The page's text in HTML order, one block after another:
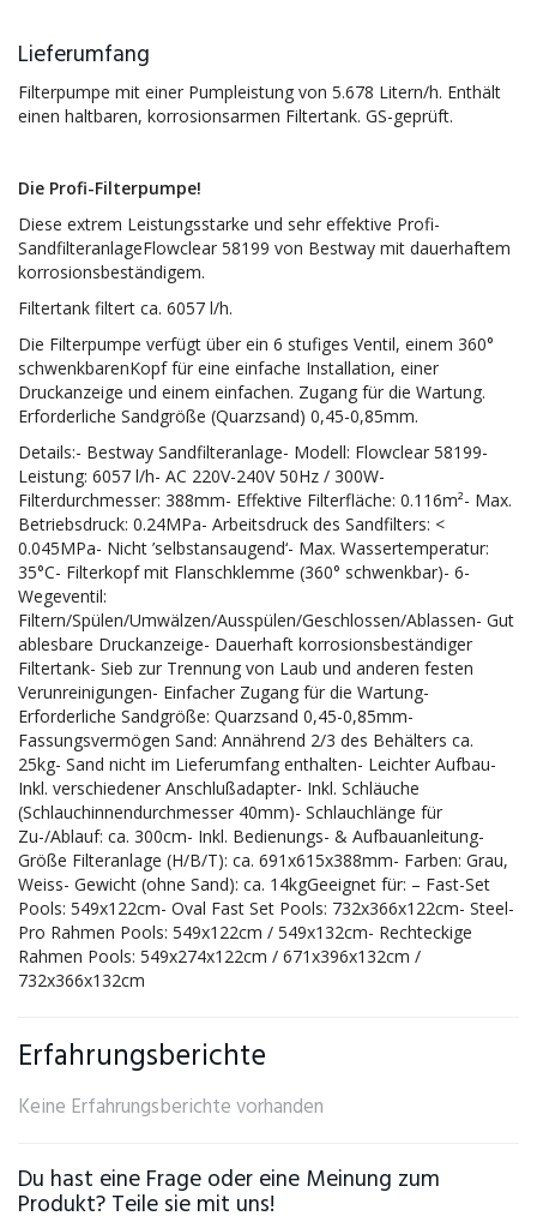
Lieferumfang
Filterpumpe mit einer Pumpleistung von 5.678 Litern/h. Enthält
einen haltbaren, korrosionsarmen Filtertank. GS-geprüft.
Die Profi-Filterpumpe!
Diese extrem Leistungsstarke und sehr effektive Profi-
SandfilteranlageFlowclear 58199 von Bestway mit dauerhaftem
korrosionsbeständigem.
Filtertank filtert ca. 6057 l/h.
Die Filterpumpe verfügt über ein 6 stufiges Ventil, einem 360°
schwenkbarenKopf für eine einfache Installation, einer
Druckanzeige und einem einfachen. Zugang für die Wartung.
Erforderliche Sandgröße (Quarzsand) 0,45-0,85mm.
Details:- Bestway Sandfilteranlage- Modell: Flowclear 58199-
Leistung: 6057 l/h- AC 220V-240V 50Hz / 300W-
Filterdurchmesser: 388mm- Effektive Filterfläche: 0.116m²- Max.
Betriebsdruck: 0.24MPa- Arbeitsdruck des Sandfilters: <
0.045MPa- Nicht ’selbstansaugend‘- Max. Wassertemperatur:
35°C- Filterkopf mit Flanschklemme (360° schwenkbar)- 6-
Wegeventil:
Filtern/Spülen/Umwälzen/Ausspülen/Geschlossen/Ablassen- Gut
ablesbare Druckanzeige- Dauerhaft korrosionsbeständiger
Filtertank- Sieb zur Trennung von Laub und anderen festen
Verunreinigungen- Einfacher Zugang für die Wartung-
Erforderliche Sandgröße: Quarzsand 0,45-0,85mm-
Fassungsvermögen Sand: Annährend 2/3 des Behälters ca.
25kg- Sand nicht im Lieferumfang enthalten- Leichter Aufbau-
Inkl. verschiedener Anschlußadapter- Inkl. Schläuche
(Schlauchinnendurchmesser 40mm)- Schlauchlänge für
Zu-/Ablauf: ca. 300cm- Inkl. Bedienungs- & Aufbauanleitung-
Größe Filteranlage (H/B/T): ca. 691x615x388mm- Farben: Grau,
Weiss- Gewicht (ohne Sand): ca. 14kgGeeignet für: – Fast-Set
Pools: 549x122cm- Oval Fast Set Pools: 732x366x122cm- Steel-
Pro Rahmen Pools: 549x122cm / 549x132cm- Rechteckige
Rahmen Pools: 549x274x122cm / 671x396x132cm /
732x366x132cm
Erfahrungsberichte
Keine Erfahrungsberichte vorhanden
Du hast eine Frage oder eine Meinung zum
Produkt? Teile sie mit uns!